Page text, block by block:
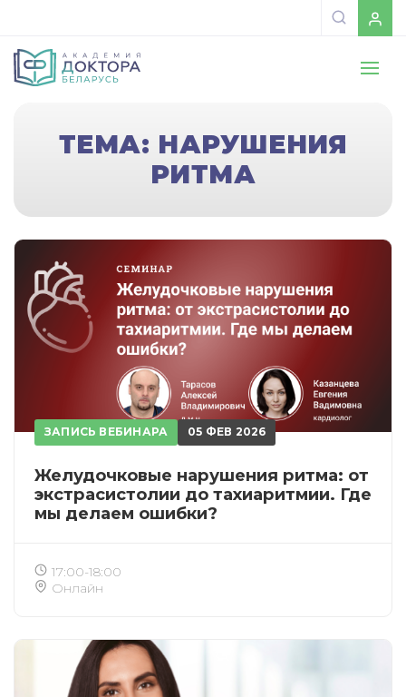
ТЕМА: НАРУШЕНИЯ
РИТМА
ЗАПИСЬ ВЕБИНАРА 05 ФЕВ 2026
Желудочковые нарушения ритма: от
экстрасистолии до тахиаритмии. Где
мы делаем ошибки?
17:00-18:00
Онлайн